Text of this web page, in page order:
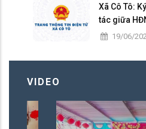
Xã Cô Tô:
tác giữa
nhiệm kỳ
19/06/
VIDEO